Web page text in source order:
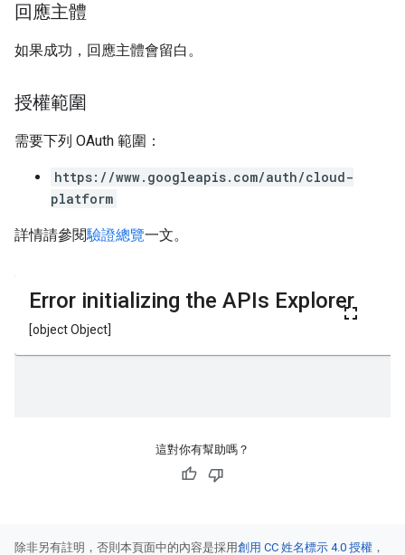
回應主體
如果成功，回應主體會留白。
授權範圍
需要下列 OAuth 範圍：
https://www.googleapis.com/auth/cloud-
platform
詳情請參閱驗證總覽一文。
這對你有幫助嗎？
除非另有註明，否則本頁面中的內容是採用創用 CC 姓名標示 4.0 授權 ，